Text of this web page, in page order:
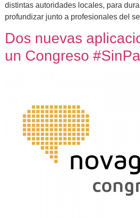
distintas autoridades locales, para
profundizar junto a profesionales del
Dos nuevas
un Congreso